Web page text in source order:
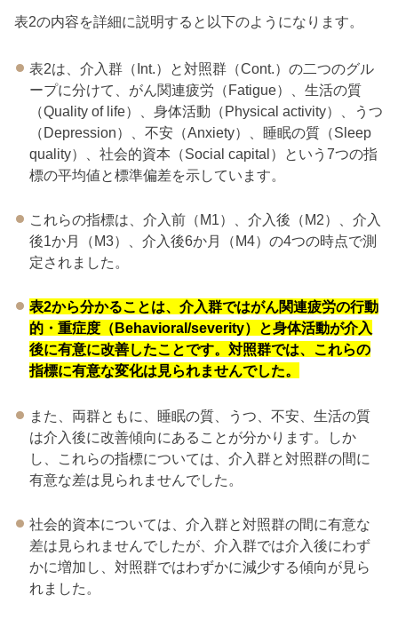
表2の内容を詳細に説明すると以下のようになります。
表2は、介入群（Int.）と対照群（Cont.）の二つのグル
ープに分けて、がん関連疲労（Fatigue）、生活の質
（Quality of life）、身体活動（Physical activity）、うつ
（Depression）、不安（Anxiety）、睡眠の質（Sleep
quality）、社会的資本（Social capital）という7つの指
標の平均値と標準偏差を示しています。
これらの指標は、介入前（M1）、介入後（M2）、介入
後1か月（M3）、介入後6か月（M4）の4つの時点で測
定されました。
表2から分かることは、介入群ではがん関連疲労の行動
的・重症度（Behavioral/severity）と身体活動が介入
後に有意に改善したことです。対照群では、これらの
指標に有意な変化は見られませんでした。
また、両群ともに、睡眠の質、うつ、不安、生活の質
は介入後に改善傾向にあることが分かります。しか
し、これらの指標については、介入群と対照群の間に
有意な差は見られませんでした。
社会的資本については、介入群と対照群の間に有意な
差は見られませんでしたが、介入群では介入後にわず
かに増加し、対照群ではわずかに減少する傾向が見ら
れました。